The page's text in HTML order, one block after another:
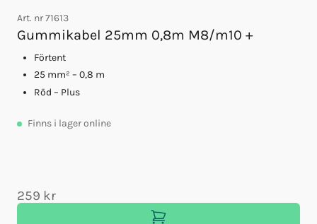
Art. nr71613
Gummikabel 25mm 0,8m M8/m10 +
Förtent
25 mm² – 0,8 m
Röd – Plus
Finns i lager online
259 kr